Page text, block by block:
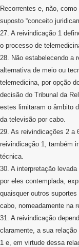
Recorrentes e, não,
suposto “conceito
27. A reivindicação 1
o processo de
28. Não estabelecendo a
alternativa de meio ou
telemedicina, por opção
decisão do Tribunal da
estes limitaram o âmbito
da televisão por cabo.
29. As reivindicações 2 a
reivindicação 1, também
técnica.
30. A interpretação
por eles contemplada,
quaisquer outros
cabo, nomeadamente na
31. A reivindicação
claramente, a sua
1 e, em virtude dessa